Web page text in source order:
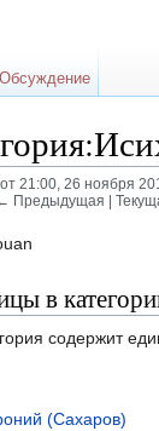
21:00, 26 ноября
Предыдущая |
в
содержит
(Сахаров)
Обсуждение